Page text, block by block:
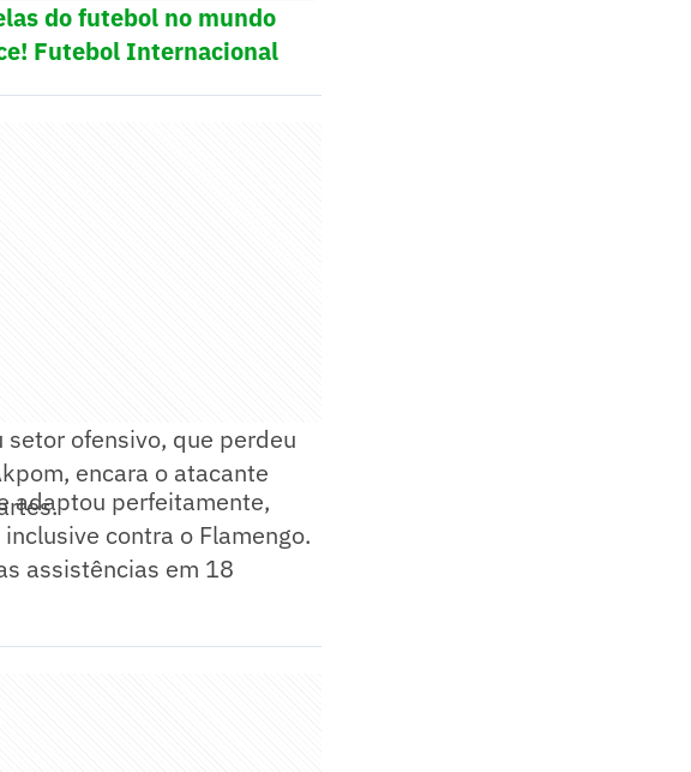
do futebol no mundo
Futebol Internacional
ofensivo, que perdeu
encara o atacante
adaptou perfeitamente,
contra o Flamengo.
assistências em 18